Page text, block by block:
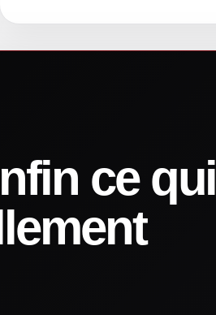
ce qui